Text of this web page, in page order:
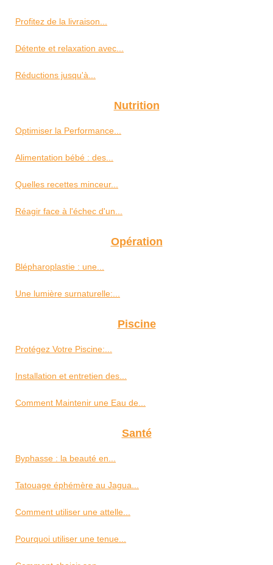
Profitez de la livraison...
Détente et relaxation avec...
Réductions jusqu'à...
Nutrition
Optimiser la Performance...
Alimentation bébé : des...
Quelles recettes minceur...
Réagir face à l'échec d'un...
Opération
Blépharoplastie : une...
Une lumière surnaturelle:...
Piscine
Protégez Votre Piscine:...
Installation et entretien des...
Comment Maintenir une Eau de...
Santé
Byphasse : la beauté en...
Tatouage éphémère au Jagua...
Comment utiliser une attelle...
Pourquoi utiliser une tenue...